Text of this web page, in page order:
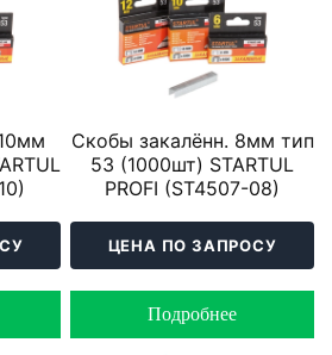
Скобы закалённ. 8мм тип
53 (1000шт) STARTUL
PROFI (ST4507-08)
ЦЕНА ПО ЗАПРОСУ
Подробнее